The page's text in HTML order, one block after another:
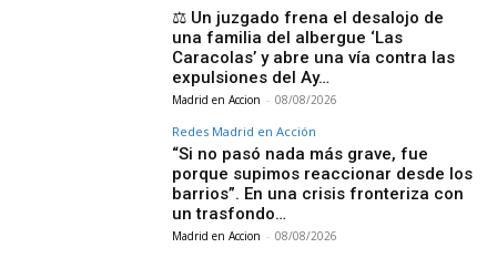
⚖️ Un juzgado frena el desalojo de
una familia del albergue ‘Las
Caracolas’ y abre una vía contra las
expulsiones del Ay…
Madrid en Accion - 08/08/2026
Redes Madrid en Acción
“Si no pasó nada más grave, fue
porque supimos reaccionar desde los
barrios”. En una crisis fronteriza con
un trasfondo…
Madrid en Accion - 08/08/2026